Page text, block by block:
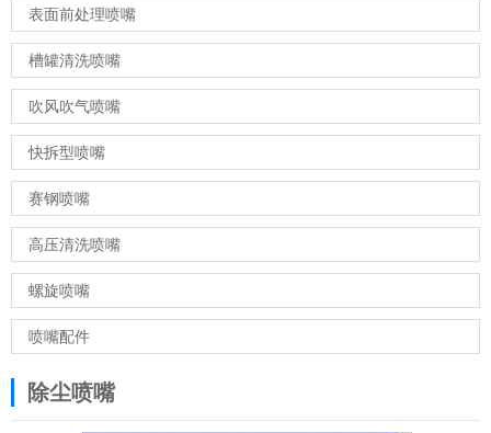
表面前处理喷嘴
槽罐清洗喷嘴
吹风吹气喷嘴
快拆型喷嘴
赛钢喷嘴
高压清洗喷嘴
螺旋喷嘴
喷嘴配件
除尘喷嘴